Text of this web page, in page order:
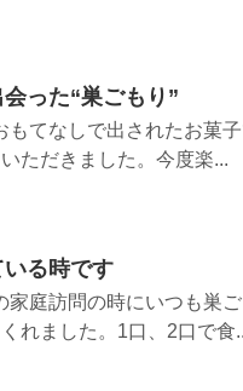
った“巣ごもり”
てなしで出されたお菓
ただきました。今度楽...
る時です
庭訪問の時にいつも巣
れました。1口、2口で食